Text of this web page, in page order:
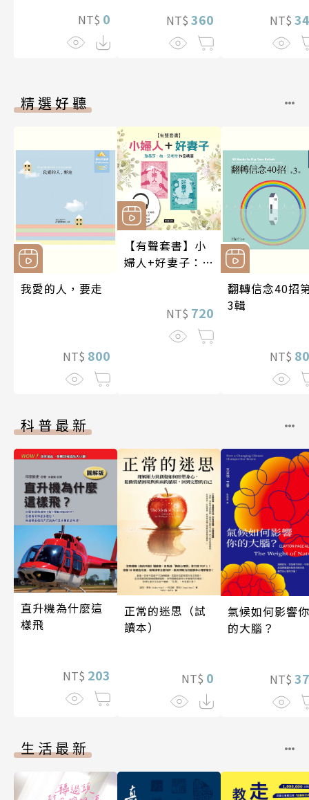
NT$ 0 NT$ 360
NT$
精選好聽
我愛的人，要走
NT$ 800
【有聲套書】小
婦人+好妻子：路
NT$ 720
翻轉信念40招
3輯
NT$
科普最新
直升機為什麼這
樣飛
NT$ 203
正常的迷思（試
讀本）
NT$ 0
氣候如何影響你
的大腦？
NT$
生活最新